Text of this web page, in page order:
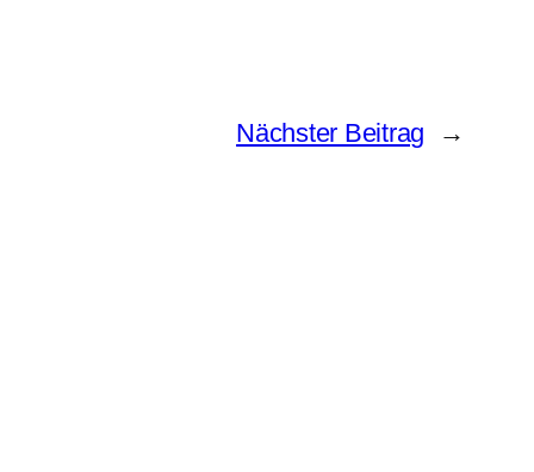
Nächster Beitrag →